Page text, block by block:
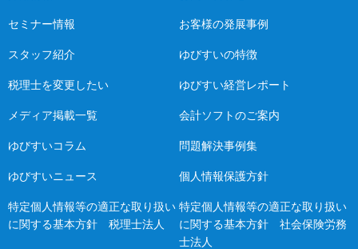
セミナー情報 お客様の発展事例
スタッフ紹介 ゆびすいの特徴
税理士を変更したい ゆびすい経営レポート
メディア掲載一覧 会計ソフトのご案内
ゆびすいコラム 問題解決事例集
ゆびすいニュース 個人情報保護方針
特定個人情報等の適正な取り扱い
に関する基本方針 税理士法人
特定個人情報等の適正な取り扱い
に関する基本方針 社会保険労務
士法人